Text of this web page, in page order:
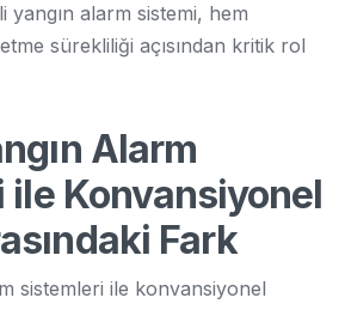
yangın alarm sistemi, hem
sürekliliği açısından kritik rol
Alarm
ile Konvansiyonel
Fark
sistemleri ile konvansiyonel